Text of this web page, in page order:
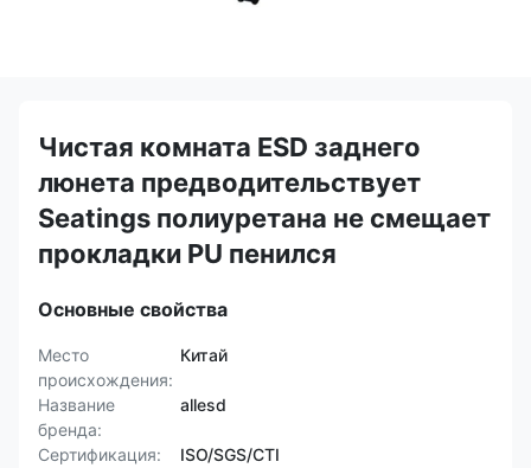
Чистая комната ESD заднего
люнета предводительствует
Seatings полиуретана не смещает
прокладки PU пенился
Основные свойства
Место
происхождения:
Китай
Название
бренда:
allesd
Сертификация:
ISO/SGS/CTI